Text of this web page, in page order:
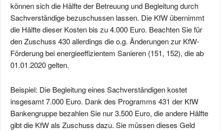
können sich die Hälfte der Betreuung und Begleitung durch
Sachverständige bezuschussen lassen. Die KfW übernimmt
die Hälfte dieser Kosten bis zu 4.000 Euro. Beachten Sie für
den Zuschuss 430 allerdings die o.g. Änderungen zur KfW-
Förderung bei energieeffizientem Sanieren (151, 152), die ab
01.01.2020 gelten.
Beispiel: Die Begleitung eines Sachverständigen kostet
insgesamt 7.000 Euro. Dank des Programms 431 der KfW
Bankengruppe bezahlen Sie nur 3.500 Euro, die andere Hälfte
gibt die KfW als Zuschuss dazu. Sie müssen dieses Geld